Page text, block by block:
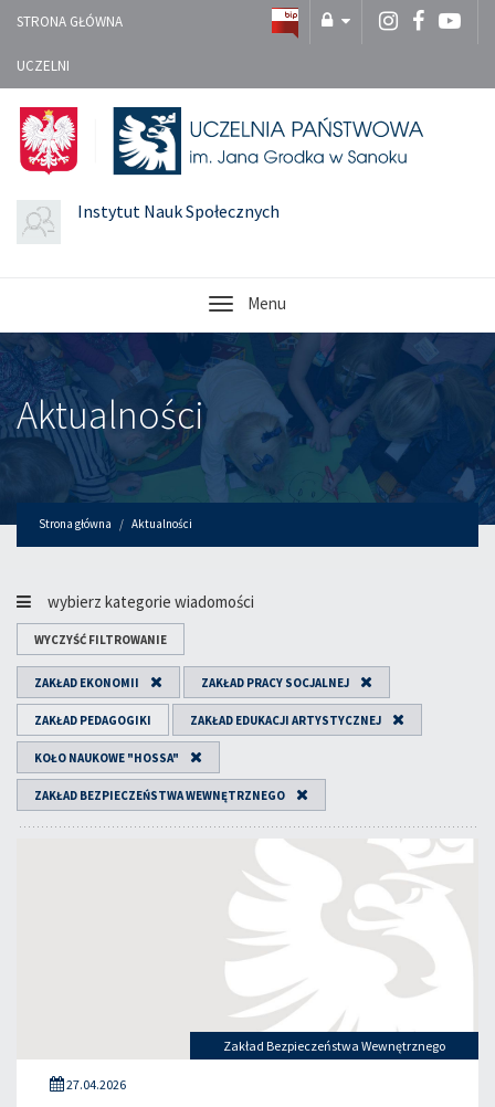
STRONA GŁÓWNA
UCZELNI
Instytut Nauk Społecznych
Menu
Aktualności
Strona główna Aktualności
wybierz kategorie wiadomości
WYCZYŚĆ FILTROWANIE
ZAKŁAD EKONOMII ZAKŁAD PRACY SOCJALNEJ
ZAKŁAD PEDAGOGIKI ZAKŁAD EDUKACJI ARTYSTYCZNEJ
KOŁO NAUKOWE "HOSSA"
ZAKŁAD BEZPIECZEŃSTWA WEWNĘTRZNEGO
Zakład Bezpieczeństwa Wewnętrznego
27.04.2026